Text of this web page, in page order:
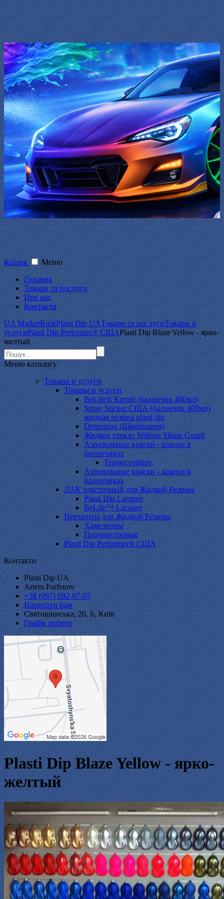
Кошик
Меню
Головна
Товари та послуги
Про нас
Контакти
UA MarketКиївPlasti Dip UAТовари та послугиТовары и
услугиPlasti Dip Performix® СШАPlasti Dip Blaze Yellow - ярко-
желтый
Меню каталогу
Товары и услуги
Товары и услуги
BeLife® Китай (балончик 400мл)
Spray Sticker США (балончик 400мл)
жидкая резина plasti dip
Dempinox (Швейцария)
Жидкое стекло Willson Silane Guard
Аэрозольные краски - краски в
балончиках
Термостойкие
Аэрозольные краски - краски в
балончиках
ЛАК эластичный для Жидкой Резины
Plasti Dip Lacquer
BeLife™ Lacquer
Пигменты для Жидкой Резины
Хамелеоны
Перламутровые
Plasti Dip Performix® США
Контакти
Plasti Dip UA
Artem Parfenov
+38 (097) 092-97-97
Написати нам
Святошинська, 20, Б, Київ
Графік роботи
Plasti Dip Blaze Yellow - ярко-
желтый